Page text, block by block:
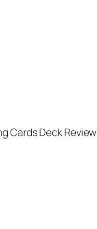
Cards Deck Review